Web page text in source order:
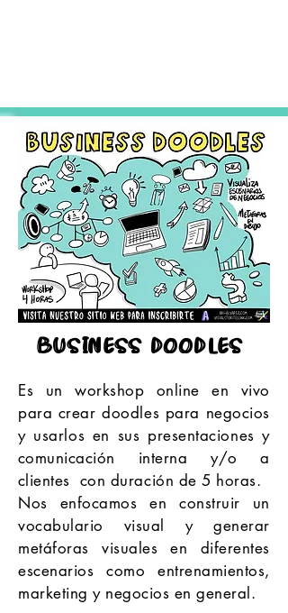
business doodles
Es un workshop online en vivo
para crear doodles para negocios
y usarlos en sus presentaciones y
comunicación interna y/o a
clientes con duración de 5 horas.
Nos enfocamos en construir un
vocabulario visual y generar
metáforas visuales en diferentes
escenarios como entrenamientos,
marketing y negocios en general.